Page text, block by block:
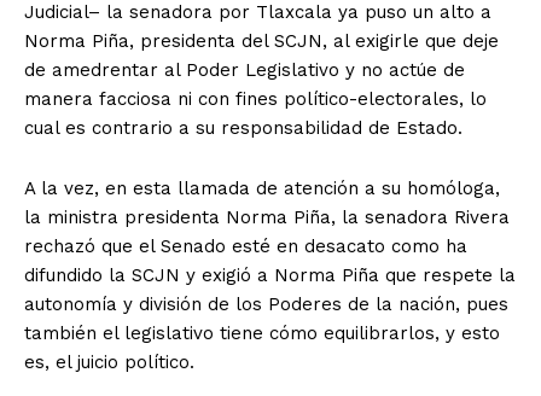
Judicial– la senadora por Tlaxcala ya puso un alto a
Norma Piña, presidenta del SCJN, al exigirle que deje
de amedrentar al Poder Legislativo y no actúe de
manera facciosa ni con fines político-electorales, lo
cual es contrario a su responsabilidad de Estado.
A la vez, en esta llamada de atención a su homóloga,
la ministra presidenta Norma Piña, la senadora Rivera
rechazó que el Senado esté en desacato como ha
difundido la SCJN y exigió a Norma Piña que respete la
autonomía y división de los Poderes de la nación, pues
también el legislativo tiene cómo equilibrarlos, y esto
es, el juicio político.